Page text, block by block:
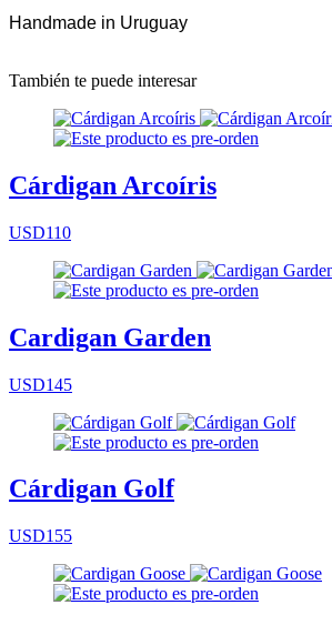
Handmade in Uruguay
También te puede interesar
Cárdigan Arcoíris
USD110
Cardigan Garden
USD145
Cárdigan Golf
USD155